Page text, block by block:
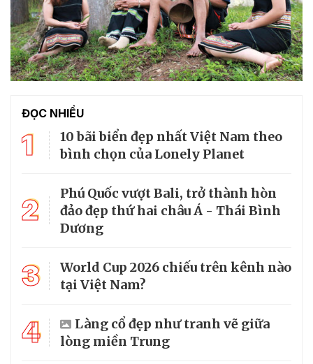
ĐỌC NHIỀU
1
10 bãi biển đẹp nhất Việt Nam theo
bình chọn của Lonely Planet
2
Phú Quốc vượt Bali, trở thành hòn
đảo đẹp thứ hai châu Á - Thái Bình
Dương
3
World Cup 2026 chiếu trên kênh nào
tại Việt Nam?
4
Làng cổ đẹp như tranh vẽ giữa
lòng miền Trung